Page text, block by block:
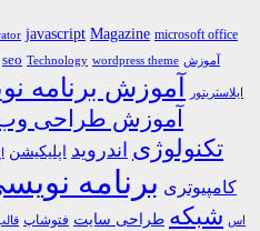
javascript Magazine microsoft office
seo Technology wordpress theme آموزش
ایلاستریتور آموزش برنامه
آموزش طراحی
تکنولوژی اندروید اپلیکیشن
کامپیوتری برنامه
اس شبکه طراحی سایت فتوشاپ